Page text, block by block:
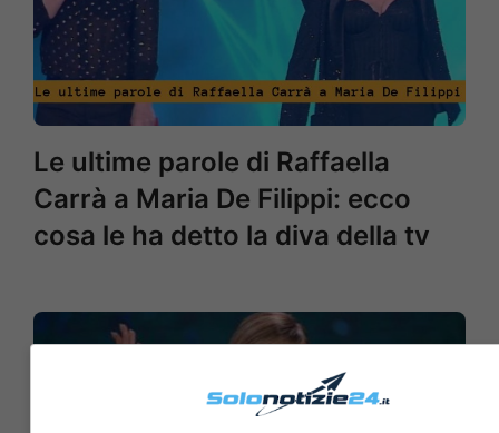
Le ultime parole di Raffaella
Carrà a Maria De Filippi: ecco
cosa le ha detto la diva della tv